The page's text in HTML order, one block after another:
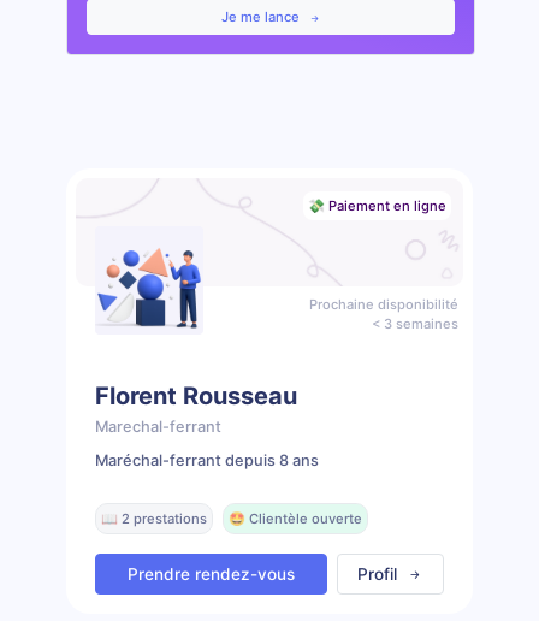
Je me lance
💸 Paiement en ligne
Prochaine disponibilité
< 3 semaines
Florent Rousseau
Marechal-ferrant
Maréchal-ferrant depuis 8 ans
📖 2 prestations 🤩 Clientèle ouverte
Prendre rendez-vous Profil